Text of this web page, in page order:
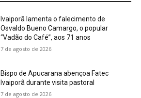
Ivaiporã lamenta o falecimento de
Osvaldo Bueno Camargo, o popular
“Vadão do Café”, aos 71 anos
7 de agosto de 2026
Bispo de Apucarana abençoa Fatec
Ivaiporã durante visita pastoral
7 de agosto de 2026